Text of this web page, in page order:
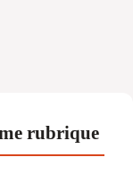
rubrique